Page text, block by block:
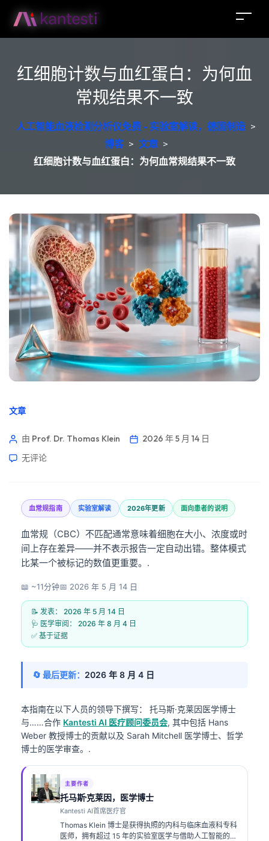
红细胞计数与血红蛋白：为何血
常规结果不一致
人工智能血液检测分析仪免费 - 实验室解读，德国制造 >
博客 > 文章 >
红细胞计数与血红蛋白：为何血常规结果不一致
文章
由 Prof. Dr. Thomas Klein
2026 年 5 月 14 日
无评论
血常规指南 实验室解读 2026年更新 面向患者的说明
血常规（CBC）不匹配通常意味着细胞在大小、浓度或时
间上存在差异——并不表示报告一定自动出错。整体模式
比某一个被标记的数值更重要。.
📖 ~11分钟📅 2026 年 5 月 14 日
📝 发表： 2026 年 5 月 14 日
🩺 医学审阅： 2026 年 8 月 4 日
✅ 基于证据
🔄 最后更新： 2026 年 8 月 4 日
本指南在以下人员的领导下撰写： 托马斯·克莱因医学博士
与……合作 Kantesti AI 医疗顾问委员会, 其中包括 Hans
Weber 教授博士的贡献以及 Sarah Mitchell 医学博士、哲学
博士的医学审查。.
主要作者
托马斯·克莱因，医学博士
Kantesti AI首席医疗官
Thomas Klein 博士是获得执照的内科与临床血液科专科
医师，拥有超过 15 年的实验室医学与借助人工智能的临